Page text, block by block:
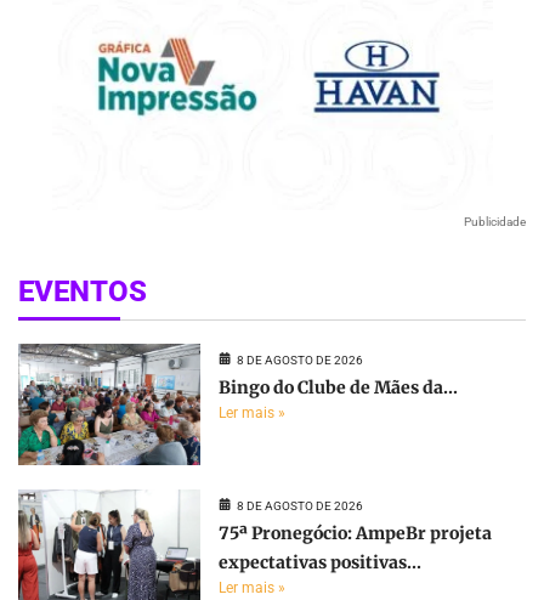
Publicidade
EVENTOS
8 DE AGOSTO DE 2026
Bingo do Clube de Mães da...
Ler mais »
8 DE AGOSTO DE 2026
75ª Pronegócio: AmpeBr projeta
expectativas positivas...
Ler mais »